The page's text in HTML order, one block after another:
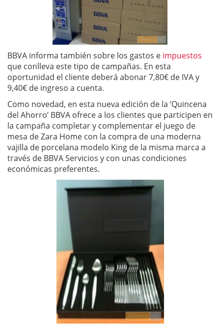
BBVA informa también sobre los gastos e impuestos
que conlleva este tipo de campañas. En esta
oportunidad el cliente deberá abonar 7,80€ de IVA y
9,40€ de ingreso a cuenta.
Como novedad, en esta nueva edición de la ‘Quincena
del Ahorro’ BBVA ofrece a los clientes que participen en
la campaña completar y complementar el juego de
mesa de Zara Home con la compra de una moderna
vajilla de porcelana modelo King de la misma marca a
través de BBVA Servicios y con unas condiciones
económicas preferentes.